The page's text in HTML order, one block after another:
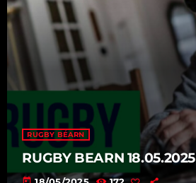
RFI
12:00 - 12:10
RUGBY BÉARN
RUGBY BEARN 18.05.2025